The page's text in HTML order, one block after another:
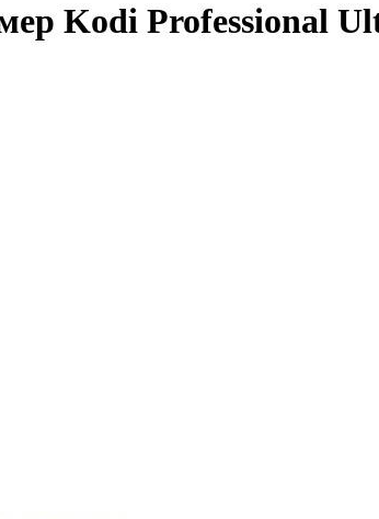
Kodi Professional